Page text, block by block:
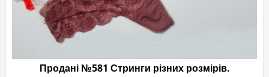
Продані №581 Стринги різних розмірів.